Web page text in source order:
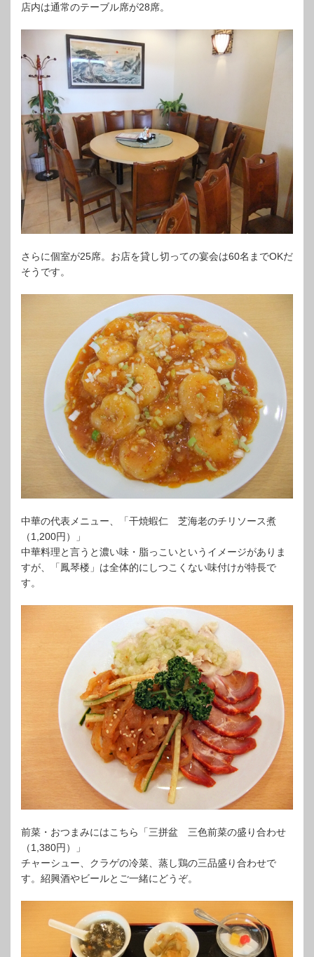
店内は通常のテーブル席が28席。
さらに個室が25席。お店を貸し切っての宴会は60名までOKだ
そうです。
中華の代表メニュー、「干焼蝦仁 芝海老のチリソース煮
（1,200円）」
中華料理と言うと濃い味・脂っこいというイメージがありま
すが、「鳳琴楼」は全体的にしつこくない味付けが特長で
す。
前菜・おつまみにはこちら「三拼盆 三色前菜の盛り合わせ
（1,380円）」
チャーシュー、クラゲの冷菜、蒸し鶏の三品盛り合わせで
す。紹興酒やビールとご一緒にどうぞ。